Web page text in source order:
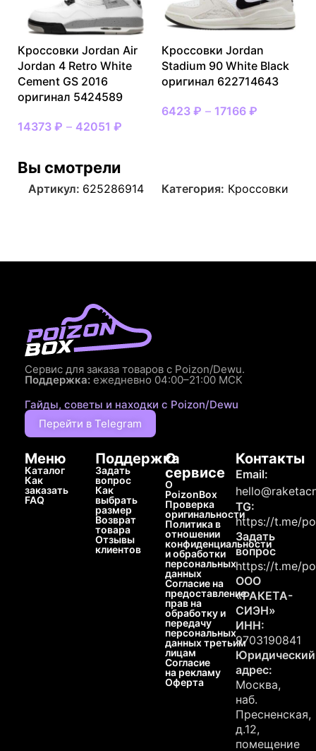
Кроссовки Jordan Air
Jordan 4 Retro White
Cement GS 2016
оригинал 5424589
14373 ₽ – 42051 ₽
Кроссовки Jordan
Stadium 90 White Black
оригинал 622714643
6423 ₽ – 17166 ₽
Вы смотрели
Артикул: 625286914 Категория: Кроссовки
Сервис для заказа товаров с Poizon/Dewu.
Поддержка: ежедневно 04:00–21:00 МСК
Гайды, советы и находки с Poizon/Dewu
Перейти в Telegram
Меню
Каталог
Как
заказать
FAQ
Поддержка
Задать
вопрос
Как
выбрать
размер
Возврат
товара
Отзывы
клиентов
О
сервисе
О
PoizonBox
Проверка
оригинальности
Политика в
отношении
конфиденциальности
и обработки
персональных
данных
Согласие на
предоставление
прав на
обработку и
передачу
персональных
данных третьим
лицам
Согласие
на рекламу
Оферта
Контакты
Email:
TG:
https://t.me/
Задать
вопрос
https://t.me/
ООО
«РАКЕТА-
СИЭН»
ИНН:
9703190841
Юридический
адрес:
Москва,
наб.
Пресненская,
д.12,
помещение